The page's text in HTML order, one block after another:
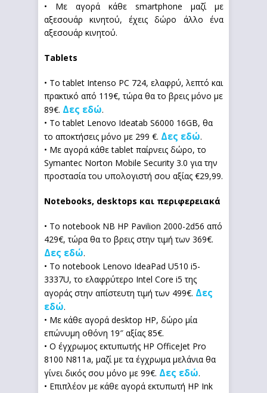
• Με αγορά κάθε smartphone μαζί με
αξεσουάρ κινητού, έχεις δώρο άλλο ένα
αξεσουάρ κινητού.
Tablets
• Το tablet Intenso PC 724, ελαφρύ, λεπτό και
πρακτικό από 119€, τώρα θα το βρεις μόνο με
89€. Δες εδώ.
• Το tablet Lenovo Ideatab S6000 16GB, θα
το αποκτήσεις μόνο με 299 €. Δες εδώ.
• Με αγορά κάθε tablet παίρνεις δώρο, το
Symantec Norton Mobile Security 3.0 για την
προστασία του υπολογιστή σου αξίας €29,99.
Notebooks, desktops και περιφερειακά
• To notebook NB HP Pavilion 2000-2d56 από
429€, τώρα θα το βρεις στην τιμή των 369€.
Δες εδώ.
• Το notebook Lenovo IdeaPad U510 i5-
3337U, το ελαφρύτερο Intel Core i5 της
αγοράς στην απίστευτη τιμή των 499€. Δες
εδώ.
• Με κάθε αγορά desktop HP, δώρο μία
επώνυμη οθόνη 19″ αξίας 85€.
• Ο έγχρωμος εκτυπωτής HP OfficeJet Pro
8100 N811a, μαζί με τα έγχρωμα μελάνια θα
γίνει δικός σου μόνο με 99€. Δες εδώ.
• Επιπλέον με κάθε αγορά εκτυπωτή HP Ink